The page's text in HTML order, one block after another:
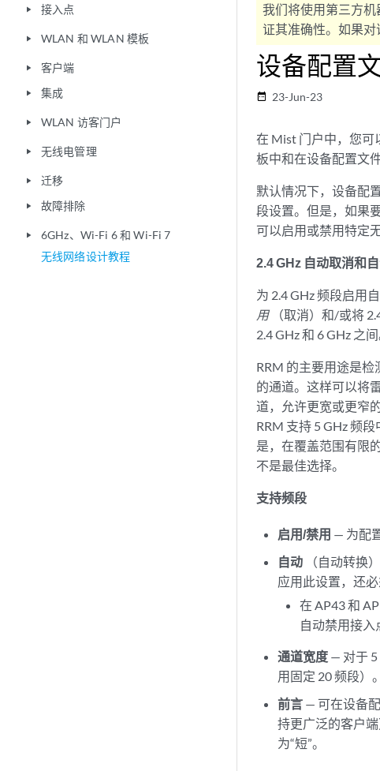
play_arrow 接入点
play_arrow WLAN 和 WLAN 模板
play_arrow 客户端
play_arrow 集成
play_arrow WLAN 访客门户
play_arrow 无线电管理
play_arrow 迁移
play_arrow 故障排除
play_arrow
6GHz、Wi-Fi 6 和 Wi-Fi 7
无线网络设计教程
我们将使用第三方
证其准确性。如果对
设备配置
date_range 23-Jun-23
在 Mist 门户中，您可
板中和在设备配置文
默认情况下，设备配
段设置。但是，如果
可以启用或禁用特定
2.4 GHz 自动取消和
为 2.4 GHz 频段启用
用
（取消）和/或将
2.4 GHz 和 6 GHz 之间
RRM 的主要用途是
的通道。这样可以将
道，允许更宽或更窄
RRM 支持 5 GHz 频
是，在覆盖范围有限
不是最佳选择。
支持频段
启用/禁用 — 为配
自动 （自动转换
应用此设置，还
在 AP43 和
自动禁用接入
通道宽度 — 对于 5
用固定 20 频段）
前言 — 可在设备
持更广泛的客户
为“短”。